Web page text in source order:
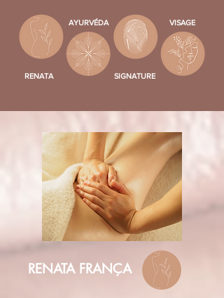
RENATA
AYURVÉDA
SIGNATURE
VISAGE
RENATA FRANÇA